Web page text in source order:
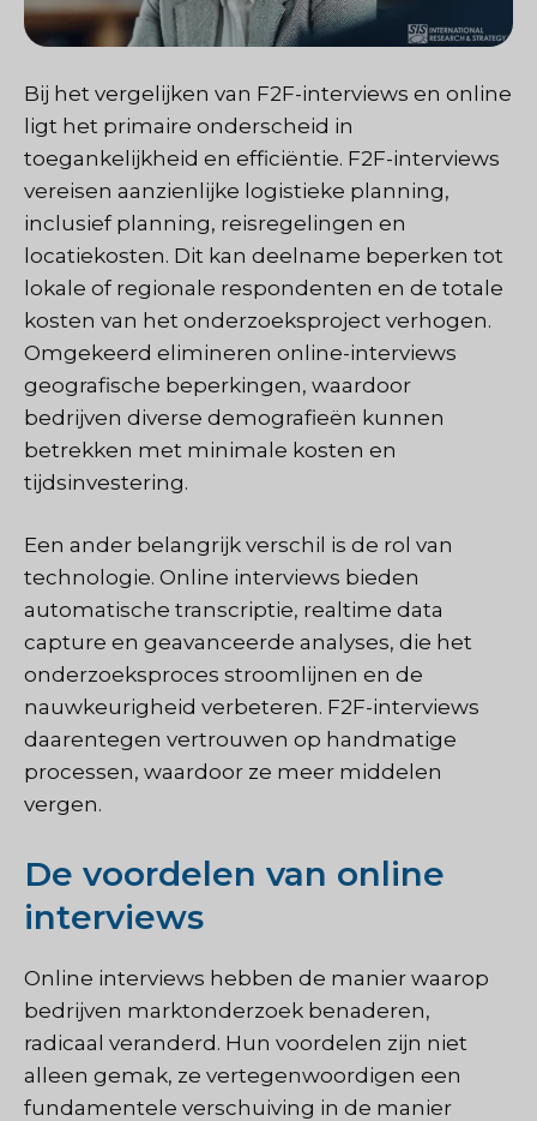
Bij het vergelijken van F2F-interviews en online
ligt het primaire onderscheid in
toegankelijkheid en efficiëntie. F2F-interviews
vereisen aanzienlijke logistieke planning,
inclusief planning, reisregelingen en
locatiekosten. Dit kan deelname beperken tot
lokale of regionale respondenten en de totale
kosten van het onderzoeksproject verhogen.
Omgekeerd elimineren online-interviews
geografische beperkingen, waardoor
bedrijven diverse demografieën kunnen
betrekken met minimale kosten en
tijdsinvestering.
Een ander belangrijk verschil is de rol van
technologie. Online interviews bieden
automatische transcriptie, realtime data
capture en geavanceerde analyses, die het
onderzoeksproces stroomlijnen en de
nauwkeurigheid verbeteren. F2F-interviews
daarentegen vertrouwen op handmatige
processen, waardoor ze meer middelen
vergen.
De voordelen van online
interviews
Online interviews hebben de manier waarop
bedrijven marktonderzoek benaderen,
radicaal veranderd. Hun voordelen zijn niet
alleen gemak, ze vertegenwoordigen een
fundamentele verschuiving in de manier